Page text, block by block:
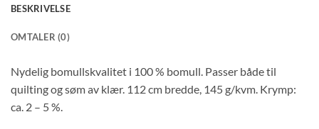
BESKRIVELSE
OMTALER (0)
Nydelig bomullskvalitet i 100 % bomull. Passer både til
quilting og søm av klær. 112 cm bredde, 145 g/kvm. Krymp:
ca. 2 – 5 %.